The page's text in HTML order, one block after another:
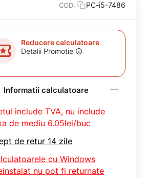
COD: PC-i5-7486
Reducere calculatoare
Detalii Promotie
Informatii calculatoare
include TVA, nu include
de mediu 6.05lei/buc
de retur 14 zile
cu Windows
nu pot fi returnate